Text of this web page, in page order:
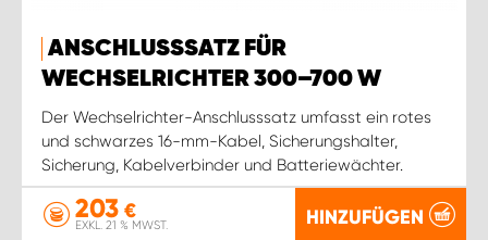
ANSCHLUSSSATZ FÜR
WECHSELRICHTER 300–700 W
Der Wechselrichter-Anschlusssatz umfasst ein rotes
und schwarzes 16-mm-Kabel, Sicherungshalter,
Sicherung, Kabelverbinder und Batteriewächter.
203 €
EXKL. 21 % MWST. HINZUFÜGEN